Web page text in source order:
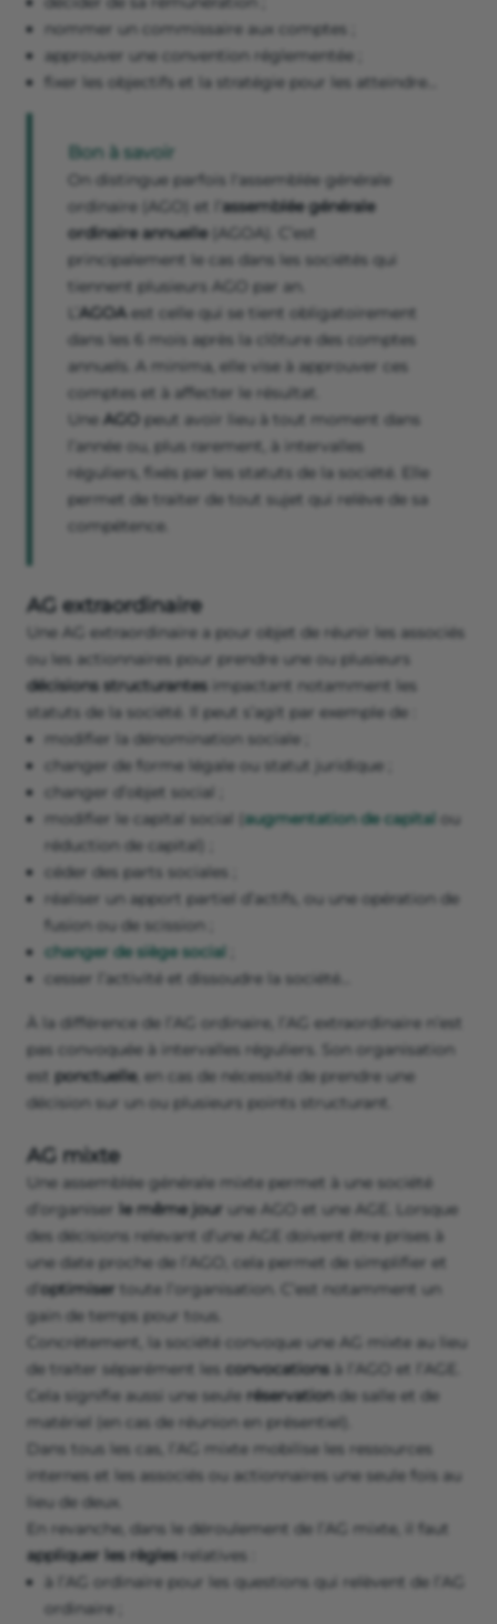
nommer un commissaire aux comptes ;
approuver une convention réglementée ;
fixer les objectifs et la stratégie pour les atteindre…
Bon à savoir
On distingue parfois l'assemblée générale
ordinaire (AGO) et l’ assemblée générale
ordinaire annuelle(AGOA). C’est
principalement le cas dans les sociétés qui
tiennent plusieurs AGO par an.
AGOA est celle qui se tient obligatoirement
dans les 6 mois après la clôture des comptes
annuels. A minima, elle vise à approuver ces
comptes et à affecter le résultat.
Une AGO
peut avoir lieu à tout moment dans
l’année ou, plus rarement, à intervalles
réguliers, fixés par les statuts de la société. Elle
permet de traiter de tout sujet qui relève de sa
compétence.
AG extraordinaire
Une AG extraordinaire a pour objet de réunir les associés
ou les actionnaires pour prendre une ou plusieurs
décisions structurantes impactant notamment les
statuts de la société. Il peut s’agit par exemple de :
modifier la dénomination sociale ;
changer de forme légale ou statut juridique ;
changer d’objet social ;
modifier le capital social ( augmentation de capital ou
réduction de capital) ;
céder des parts sociales ;
réaliser un apport partiel d’actifs, ou une opération de
fusion ou de scission ;
changer de siège social
cesser l’activité et dissoudre la société…
À la différence de l’AG ordinaire, l’AG extraordinaire n’est
pas convoquée à intervalles réguliers. Son organisation
est ponctuelle, en cas de nécessité de prendre une
décision sur un ou plusieurs points structurant.
AG mixte
Une assemblée générale mixte permet à une société
d’organiser le même jour une AGO et une AGE. Lorsque
des décisions relevant d’une AGE doivent être prises à
une date proche de l’AGO, cela permet de simplifier et
d’ optimiser toute l’organisation. C’est notamment un
gain de temps pour tous.
Concrètement, la société convoque une AG mixte au lieu
de traiter séparément les convocations à l’AGO et l’AGE.
Cela signifie aussi une seule réservationde salle et de
matériel (en cas de réunion en présentiel).
Dans tous les cas, l’AG mixte mobilise les ressources
internes et les associés ou actionnaires une seule fois au
lieu de deux.
En revanche, dans le déroulement de l’AG mixte, il faut
appliquer les règles relatives :
à l’AG ordinaire pour les questions qui relèvent de l’AG
ordinaire ;